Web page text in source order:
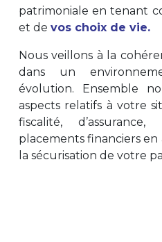
patrimoniale en tenant
et de vos choix de vie.
Nous veillons à la
dans un
évolution. Ensemble
aspects relatifs à votre
fiscalité,
placements financiers en
la sécurisation de votre